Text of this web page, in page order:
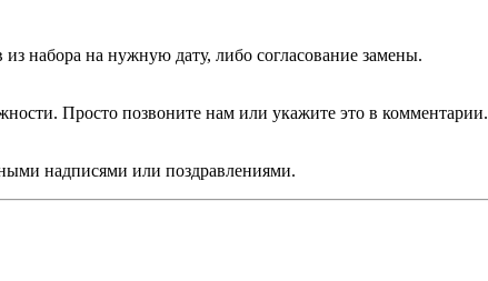
набора на нужную дату, либо согласование замены.
Просто позвоните нам или укажите это в комментарии.
надписями или поздравлениями.